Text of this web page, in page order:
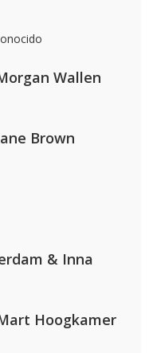
Wallen
Brown
& Inna
Hoogkamer